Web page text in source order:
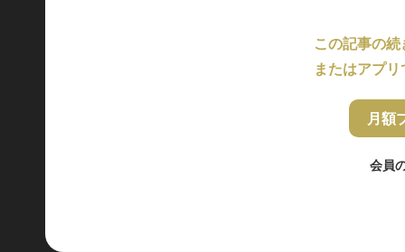
この記事の
またはアプ
月額
会員